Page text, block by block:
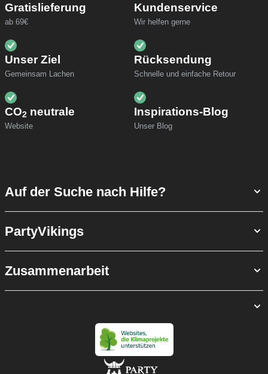
Gratislieferung
ab 69€
Kundenservice
Wir helfen gerne
Unser Ziel
Gemeinsam Lachen
Rücksendung
Schnelle und einfache Retour
CO2 neutrale
Website
Inspirations-Blog
Unser Blog
Auf der Suche nach Hilfe?
PartyVikings
Zusammenarbeit